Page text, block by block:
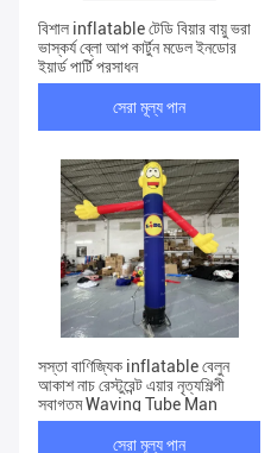
বিশাল inflatable টেডি বিয়ার বায়ু ভরা
ভাস্কর্য ব্লো আপ কার্টুন মডেল ইনডোর
ইয়ার্ড পার্টি প্রসাধন
সেরা মূল্য পান
সস্তা বাণিজ্যিক inflatable বেলুন
আকাশ নাচ রেস্টুরেন্ট এয়ার নৃত্যশিল্পী
স্বাগতম Waving Tube Man
সেরা মূল্য পান